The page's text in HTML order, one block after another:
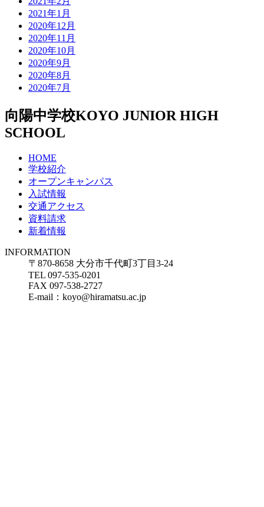
2021年1月
2020年12月
2020年11月
2020年10月
2020年9月
2020年8月
2020年7月
向陽中学校KOYO JUNIOR HIGH
SCHOOL
HOME
学校紹介
オープンキャンパス
入試情報
交通アクセス
資料請求
新着情報
INFORMATION
〒870-8658 大分市千代町3丁目3-24
TEL 097-535-0201
FAX 097-538-2727
E-mail：koyo@hiramatsu.ac.jp